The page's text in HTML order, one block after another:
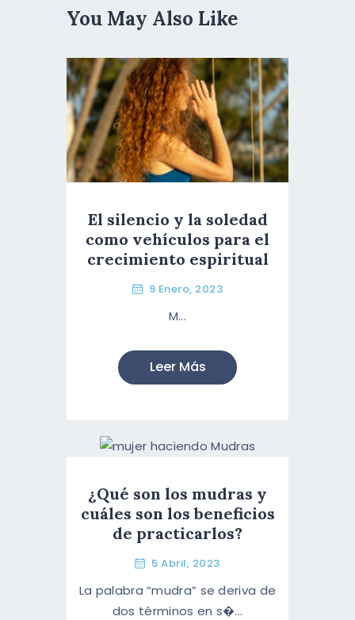
You May Also Like
El silencio y la soledad
como vehículos para el
crecimiento espiritual
9 Enero, 2023
M...
Leer Más
¿Qué son los mudras y
cuáles son los beneficios
de practicarlos?
5 Abril, 2023
La palabra “mudra” se deriva de
dos términos en s�...